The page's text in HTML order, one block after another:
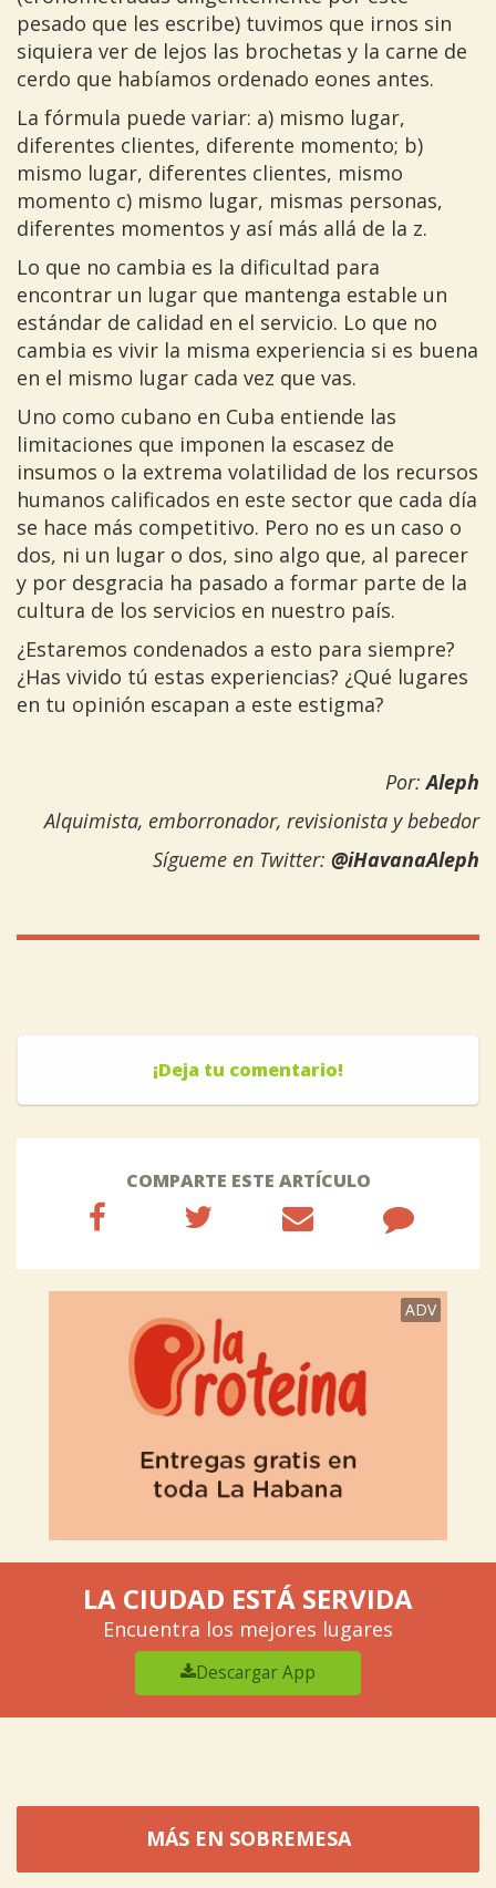
pesado que les escribe) tuvimos que irnos sin
siquiera ver de lejos las brochetas y la carne de
cerdo que habíamos ordenado eones antes.
La fórmula puede variar: a) mismo lugar,
diferentes clientes, diferente momento; b)
mismo lugar, diferentes clientes, mismo
momento c) mismo lugar, mismas personas,
diferentes momentos y así más allá de la z.
Lo que no cambia es la dificultad para
encontrar un lugar que mantenga estable un
estándar de calidad en el servicio. Lo que no
cambia es vivir la misma experiencia si es buena
en el mismo lugar cada vez que vas.
Uno como cubano en Cuba entiende las
limitaciones que imponen la escasez de
insumos o la extrema volatilidad de los recursos
humanos calificados en este sector que cada día
se hace más competitivo. Pero no es un caso o
dos, ni un lugar o dos, sino algo que, al parecer
y por desgracia ha pasado a formar parte de la
cultura de los servicios en nuestro país.
¿Estaremos condenados a esto para siempre?
¿Has vivido tú estas experiencias? ¿Qué lugares
en tu opinión escapan a este estigma?
Por:Aleph
Alquimista, emborronador, revisionista y bebedor
Sígueme en Twitter: @iHavanaAleph
¡Deja tu comentario!
COMPARTE ESTE ARTÍCULO
ADV
LA CIUDAD ESTÁ SERVIDA
Encuentra los mejores lugares
Descargar App
MÁS EN SOBREMESA